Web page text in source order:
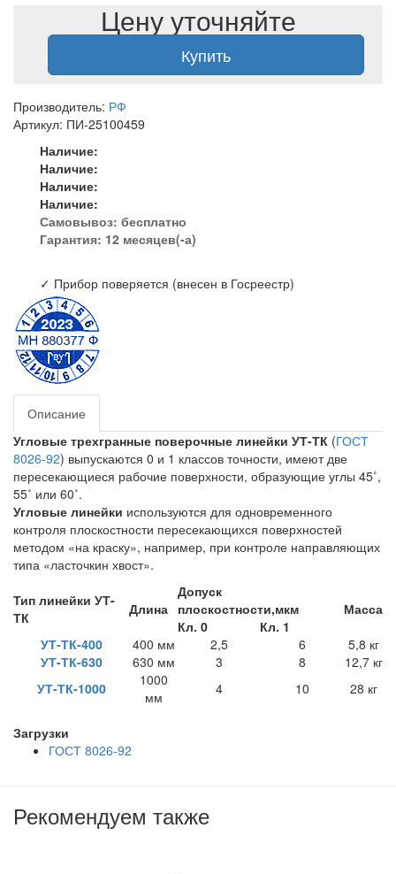
Цену уточняйте
Купить
Производитель: РФ
Артикул: ПИ-25100459
Наличие:
Наличие:
Наличие:
Наличие:
Самовывоз: бесплатно
Гарантия: 12 месяцев(-а)
✓ Прибор поверяется (внесен в Госреестр)
Описание
Угловые трехгранные поверочные линейки УТ-ТК (ГОСТ
8026-92) выпускаются 0 и 1 классов точности, имеют две
пересекающиеся рабочие поверхности, образующие углы 45˚,
55˚ или 60˚.
Угловые линейки используются для одновременного
контроля плоскостности пересекающихся поверхностей
методом «на краску», например, при контроле направляющих
типа «ласточкин хвост».
Тип линейки УТ-
ТК
Длина
Допуск
плоскостности,мкм
Масса
Кл. 0
Кл. 1
УТ-ТК-400
400 мм 2,5 6
5,8 кг
УТ-ТК-630
630 мм 3 8
12,7 кг
УТ-ТК-1000
1000
мм
4 10 28 кг
Загрузки
ГОСТ 8026-92
Рекомендуем также